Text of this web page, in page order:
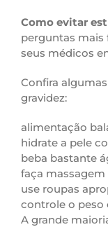
Como evitar
perguntas mais
seus médicos
Confira
gravidez:
alimentação
hidrate a pele
beba bastante
faça
use roupas
controle o peso
A grande